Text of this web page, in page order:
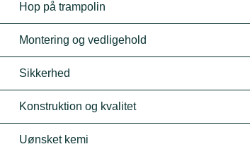
Hop på trampolin
Montering og vedligehold
Sikkerhed
Konstruktion og kvalitet
Uønsket kemi